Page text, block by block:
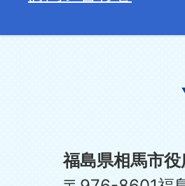
福島県相馬市